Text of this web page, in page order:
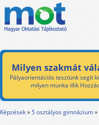
Milyen szakmát
Pályaorientációs tesztünk segít
milyen munka illik
Képzések»5 osztályos gimnázium»